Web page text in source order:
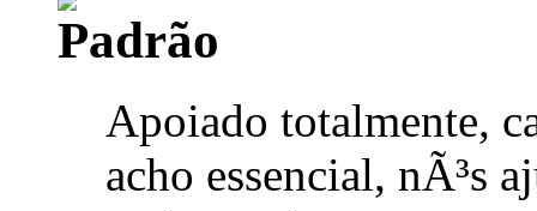
Apoiado totalmente,
acho essencial, nÃ³s